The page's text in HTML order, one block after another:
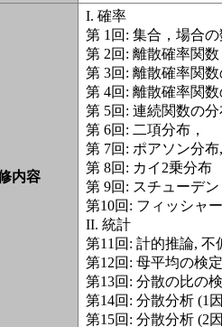
内容
I. 確率
第 1回: 集合，場合
第 2回: 離散確率関
第 3回: 離散確率関
第 4回: 離散確率関
第 5回: 連続関数の
第 6回: 二項分布，
第 7回: ポアソン分
第 8回: カイ2乗分布
第 9回: スチューデ
第10回: フィッシャ
II. 統計
第11回: 計的推論,
第12回: 母平均の検
第13回: 分散の比の
第14回: 分散分析 (1
第15回: 分散分析 (2